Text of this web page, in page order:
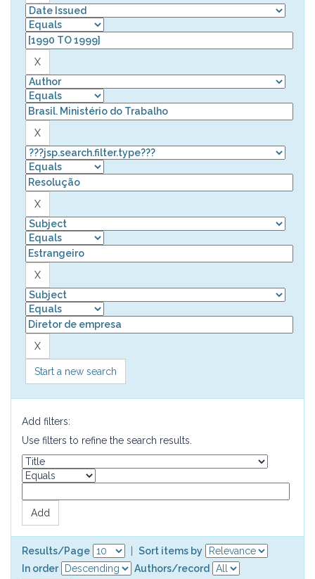
Start a new search
Add filters:
Use filters to refine the search results.
Results/Page
Sort items by
In order
Authors/record